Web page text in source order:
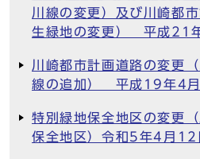
川線の変更）及び川崎都
生緑地の変更） 平成21
川崎都市計画道路の変更
線の追加） 平成19年4
特別緑地保全地区の変更
保全地区）令和5年4月12